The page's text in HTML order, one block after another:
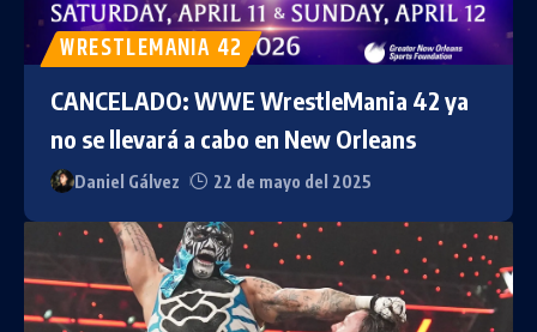
WRESTLEMANIA 42
CANCELADO: WWE WrestleMania 42 ya
no se llevará a cabo en New Orleans
Daniel Gálvez 22 de mayo del 2025